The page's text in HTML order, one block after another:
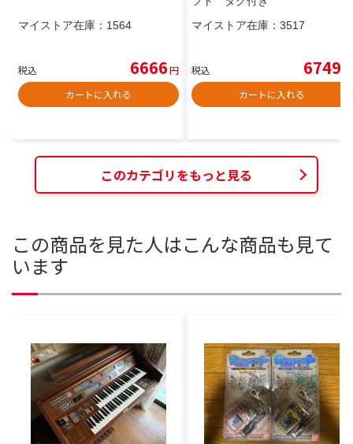
マイストア在庫： 1564
税込 6666円
カートに入れる
マイストア在庫： 3517
税込 6749
カートに入れる
このカテゴリをもっと見る
この商品を見た人はこんな商品も見て
います